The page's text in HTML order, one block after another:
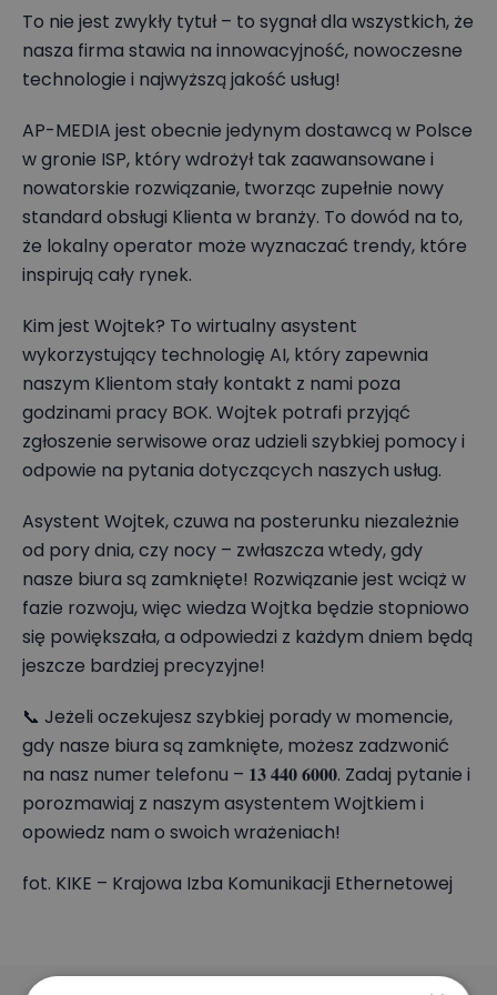
To nie jest zwykły tytuł – to sygnał dla wszystkich, że
nasza firma stawia na innowacyjność, nowoczesne
technologie i najwyższą jakość usług!
AP-MEDIA jest obecnie jedynym dostawcą w Polsce
w gronie ISP, który wdrożył tak zaawansowane i
nowatorskie rozwiązanie, tworząc zupełnie nowy
standard obsługi Klienta w branży. To dowód na to,
że lokalny operator może wyznaczać trendy, które
inspirują cały rynek.
Kim jest Wojtek? To wirtualny asystent
wykorzystujący technologię AI, który zapewnia
naszym Klientom stały kontakt z nami poza
godzinami pracy BOK. Wojtek potrafi przyjąć
zgłoszenie serwisowe oraz udzieli szybkiej pomocy i
odpowie na pytania dotyczących naszych usług.
Asystent Wojtek, czuwa na posterunku niezależnie
od pory dnia, czy nocy – zwłaszcza wtedy, gdy
nasze biura są zamknięte! Rozwiązanie jest wciąż w
fazie rozwoju, więc wiedza Wojtka będzie stopniowo
się powiększała, a odpowiedzi z każdym dniem będą
jeszcze bardziej precyzyjne!
📞 Jeżeli oczekujesz szybkiej porady w momencie,
gdy nasze biura są zamknięte, możesz zadzwonić
na nasz numer telefonu – 𝟏𝟑 𝟒𝟒𝟎 𝟔𝟎𝟎𝟎. Zadaj pytanie i
porozmawiaj z naszym asystentem Wojtkiem i
opowiedz nam o swoich wrażeniach!
fot. KIKE – Krajowa Izba Komunikacji Ethernetowej